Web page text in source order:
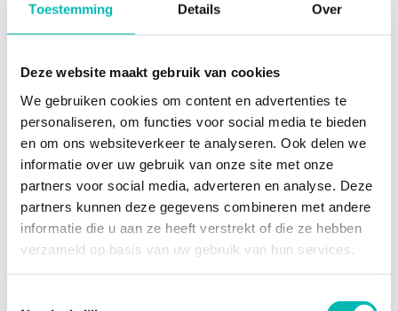
Toestemming Details Over
Deze website maakt gebruik van cookies
We gebruiken cookies om content en advertenties te
personaliseren, om functies voor social media te bieden
en om ons websiteverkeer te analyseren. Ook delen we
informatie over uw gebruik van onze site met onze
partners voor social media, adverteren en analyse. Deze
partners kunnen deze gegevens combineren met andere
informatie die u aan ze heeft verstrekt of die ze hebben
verzameld op basis van uw gebruik van hun services.
13 JULI 2026
NIEUWSARCHIEF